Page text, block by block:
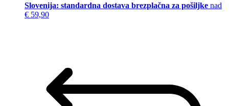
Slovenija: standardna dostava brezplačna za pošiljke nad
€ 59,90